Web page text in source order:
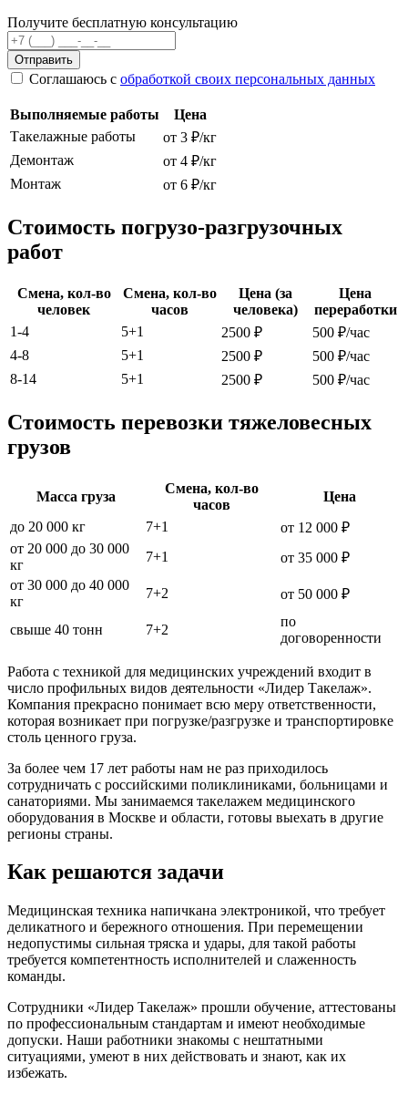
Получите бесплатную консультацию
Отправить
Соглашаюсь с обработкой своих персональных данных
Выполняемые работы
Цена
Такелажные работы
от 3 ₽/кг
Демонтаж
от 4 ₽/кг
Монтаж
от 6 ₽/кг
Стоимость погрузо-разгрузочных
работ
Смена, кол-во
человек
Смена, кол-во
часов
Цена (за
человека)
Цена
переработки
1-4
5+1 2500 ₽
500 ₽/час
4-8
5+1 2500 ₽
500 ₽/час
8-14
5+1 2500 ₽ 500 ₽/час
Стоимость перевозки тяжеловесных
грузов
Масса груза
Смена, кол-во
часов
Цена
до 20 000 кг
7+1
от 12 000 ₽
от 20 000 до 30 000
кг
7+1
от 35 000 ₽
от 30 000 до 40 000
кг
7+2 от 50 000 ₽
свыше 40 тонн 7+2
по
договоренности
Работа с техникой для медицинских учреждений входит в
число профильных видов деятельности «Лидер Такелаж».
Компания прекрасно понимает всю меру ответственности,
которая возникает при погрузке/разгрузке и транспортировке
столь ценного груза.
За более чем 17 лет работы нам не раз приходилось
сотрудничать с российскими поликлиниками, больницами и
санаториями. Мы занимаемся такелажем медицинского
оборудования в Москве и области, готовы выехать в другие
регионы страны.
Как решаются задачи
Медицинская техника напичкана электроникой, что требует
деликатного и бережного отношения. При перемещении
недопустимы сильная тряска и удары, для такой работы
требуется компетентность исполнителей и слаженность
команды.
Сотрудники «Лидер Такелаж» прошли обучение, аттестованы
по профессиональным стандартам и имеют необходимые
допуски. Наши работники знакомы с нештатными
ситуациями, умеют в них действовать и знают, как их
избежать.